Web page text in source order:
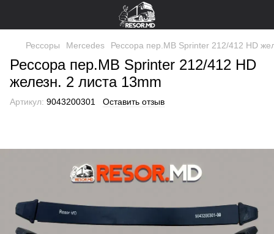
Рессоры Mercedes Рессора пер.MB Sprinter 212/412 HD
Рессора пер.MB Sprinter 212/412 HD
железн. 2 листа 13mm
Артикул: 9043200301 Оставить отзыв